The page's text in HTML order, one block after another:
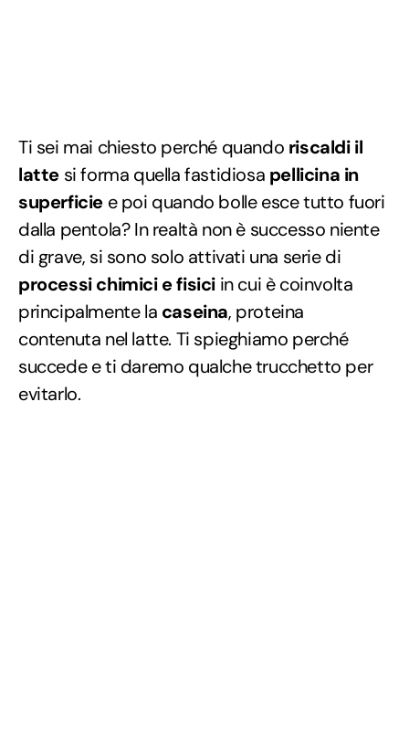
Ti sei mai chiesto perché quando riscaldi il
latte si forma quella fastidiosa pellicina in
superficie e poi quando bolle esce tutto fuori
dalla pentola? In realtà non è successo niente
di grave, si sono solo attivati una serie di
processi chimici e fisici in cui è coinvolta
principalmente la caseina, proteina
contenuta nel latte. Ti spieghiamo perché
succede e ti daremo qualche trucchetto per
evitarlo.